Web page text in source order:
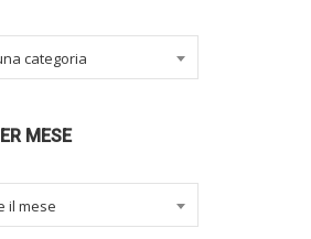
categoria
MESE
il mese